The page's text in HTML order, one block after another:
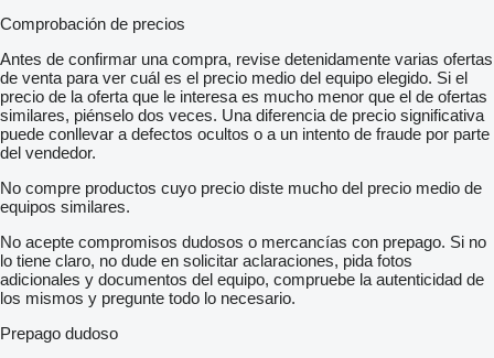
Comprobación de precios
Antes de confirmar una compra, revise detenidamente varias ofertas
de venta para ver cuál es el precio medio del equipo elegido. Si el
precio de la oferta que le interesa es mucho menor que el de ofertas
similares, piénselo dos veces. Una diferencia de precio significativa
puede conllevar a defectos ocultos o a un intento de fraude por parte
del vendedor.
No compre productos cuyo precio diste mucho del precio medio de
equipos similares.
No acepte compromisos dudosos o mercancías con prepago. Si no
lo tiene claro, no dude en solicitar aclaraciones, pida fotos
adicionales y documentos del equipo, compruebe la autenticidad de
los mismos y pregunte todo lo necesario.
Prepago dudoso